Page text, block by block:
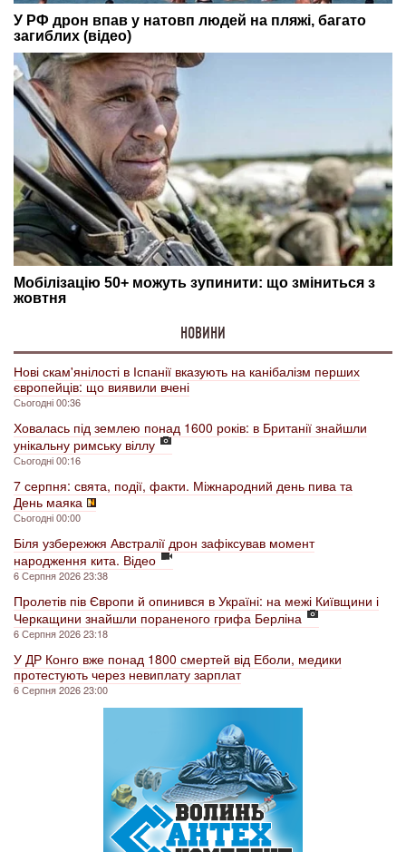
НОВИНИ
Нові скам'янілості в Іспанії вказують на канібалізм перших
європейців: що виявили вчені
Сьогодні 00:36
Ховалась під землею понад 1600 років: в Британії знайшли
унікальну римську віллу
Сьогодні 00:16
7 серпня: свята, події, факти. Міжнародний день пива та
День маяка
Сьогодні 00:00
Біля узбережжя Австралії дрон зафіксував момент
народження кита. Відео
6 Серпня 2026 23:38
Пролетів пів Європи й опинився в Україні: на межі Київщини і
Черкащини знайшли пораненого грифа Берліна
6 Серпня 2026 23:18
У ДР Конго вже понад 1800 смертей від Еболи, медики
протестують через невиплату зарплат
6 Серпня 2026 23:00